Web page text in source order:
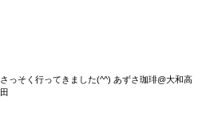
さっそく行ってきました(^^) あずさ珈琲@大和高
田